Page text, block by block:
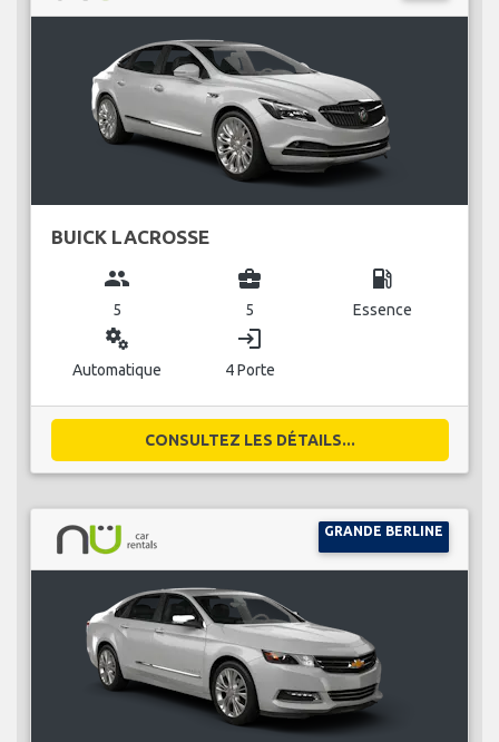
BUICK LACROSSE
group
5
business_center
5
local_gas_station
Essence
miscellaneous_services
Automatique
login
4 Porte
CONSULTEZ LES DÉTAILS...
GRANDE BERLINE